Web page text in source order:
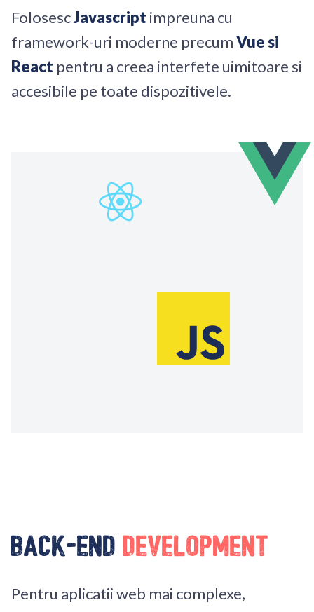
FolosescJavascriptimpreuna cu
framework-uri moderne precumVue si
React pentru a creea interfete uimitoare si
accesibile pe toate dispozitivele.
Back-End Development
Pentru aplicatii web mai complexe,